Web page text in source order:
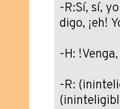
-R:Sí, sí,
digo, ¡eh!
-H:
-R: